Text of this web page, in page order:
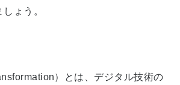
ょう。
）とは、デジタル技術の